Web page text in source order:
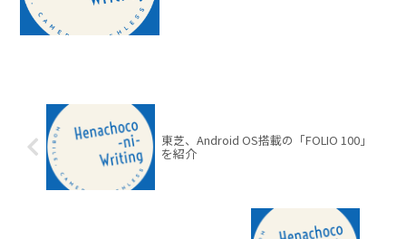
東芝、Android OS搭載の「FOLIO 100」
を紹介